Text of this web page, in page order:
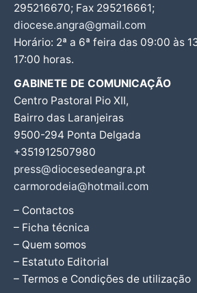
295216670; Fax 295216661;
diocese.angra@gmail.com
Horário: 2ª a 6ª feira das 09:00 às
17:00 horas.
GABINETE DE COMUNICAÇÃO
Centro Pastoral Pio XII,
Bairro das Laranjeiras
9500-294 Ponta Delgada
+351912507980
press@diocesedeangra.pt
carmorodeia@hotmail.com
– Contactos
– Ficha técnica
– Quem somos
– Estatuto Editorial
– Termos e Condições de utilização